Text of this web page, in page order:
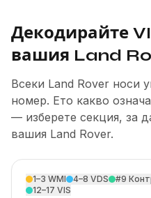
Декодирайте
вашия Land
Всеки Land Rover носи
номер. Ето какво
— изберете секция, за
вашия Land Rover.
1–3 WMI 4–8 VDS #9
12–17 VIS